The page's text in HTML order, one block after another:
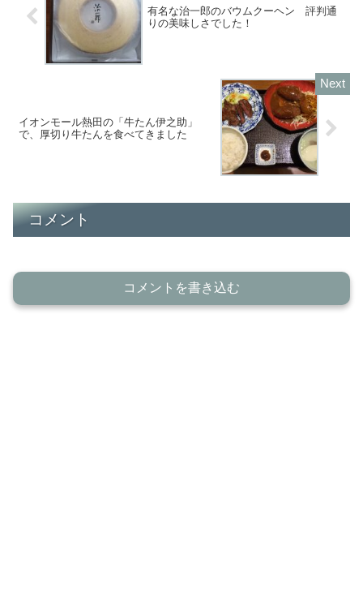
有名な治一郎のバウムクーヘン 評判通
りの美味しさでした！
イオンモール熱田の「牛たん伊之助」
で、厚切り牛たんを食べてきました
コメント
コメントを書き込む